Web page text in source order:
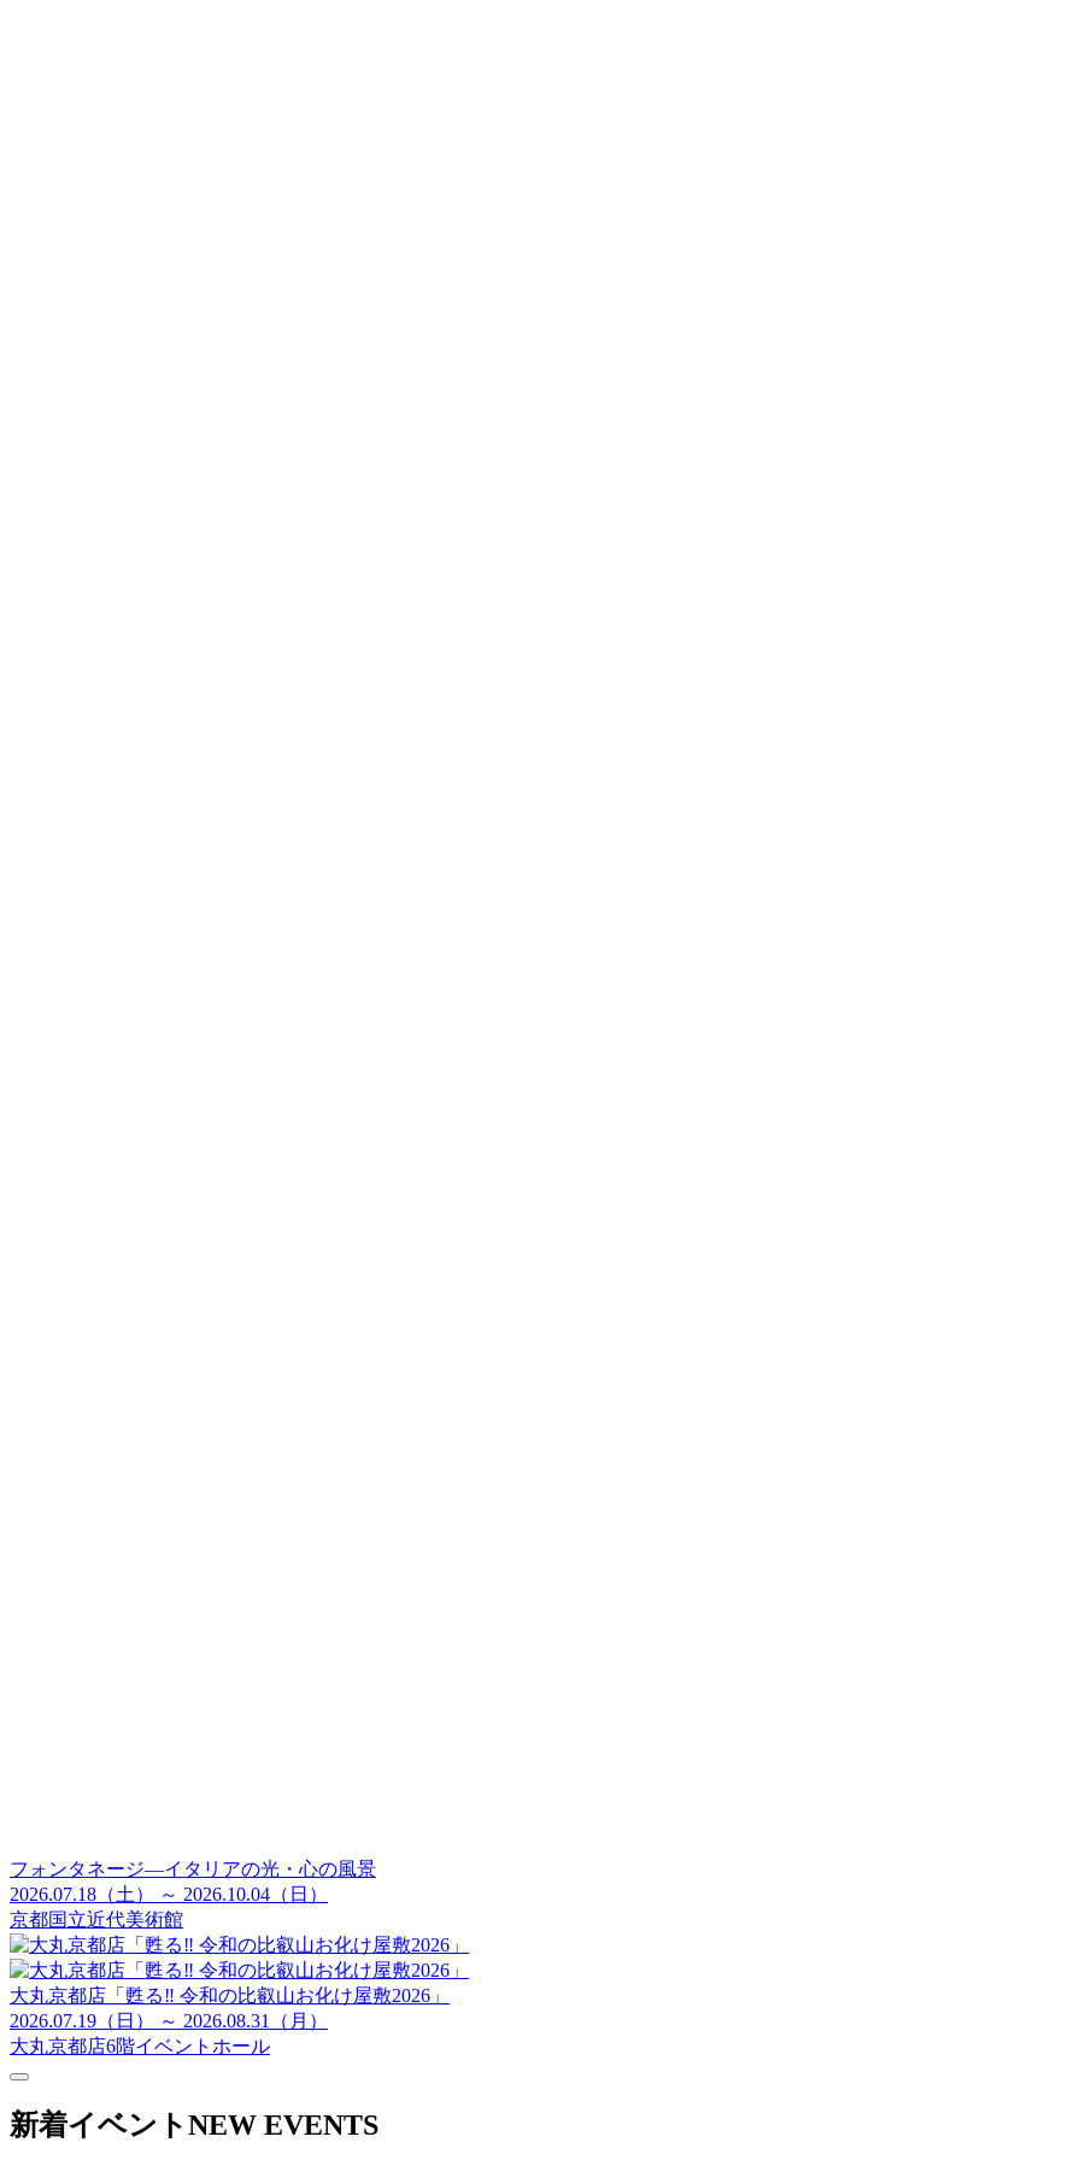
フォンタネージ—イタリアの光・心の風景
2026.07.18（土） ～ 2026.10.04（日）
京都国立近代美術館
大丸京都店「甦る‼ 令和の比叡山お化け屋敷2026」
2026.07.19（日） ～ 2026.08.31（月）
大丸京都店6階イベントホール
新着イベントNEW EVENTS